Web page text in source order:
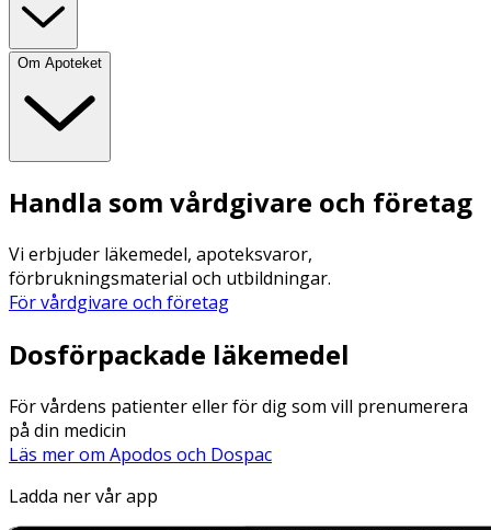
Om Apoteket
Handla som vårdgivare och företag
Vi erbjuder läkemedel, apoteksvaror,
förbrukningsmaterial och utbildningar.
För vårdgivare och företag
Dosförpackade läkemedel
För vårdens patienter eller för dig som vill prenumerera
på din medicin
Läs mer om Apodos och Dospac
Ladda ner vår app